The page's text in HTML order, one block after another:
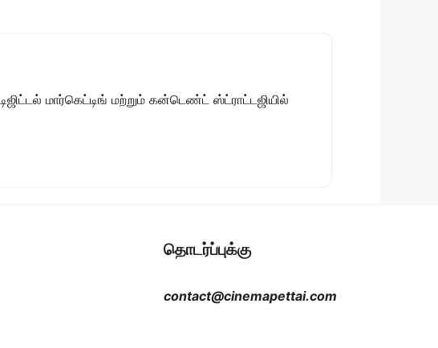
மார்கெட்டிங் மற்றும் கன்டெண்ட் ஸ்ட்ராட்டஜியில்
தொடர்ப்புக்கு
contact@cinemapettai.com